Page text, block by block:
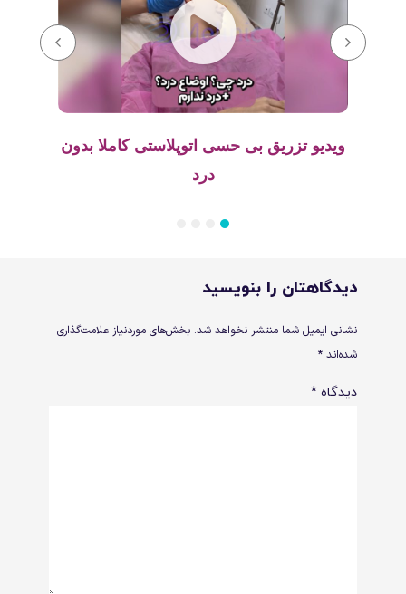
ویدیو تزریق بی حسی اتوپلاستی کاملا بدون
درد
دیدگاهتان را بنویسید
نشانی ایمیل شما منتشر نخواهد شد. بخش‌های موردنیاز علامت‌گذاری
شده‌اند *
دیدگاه *